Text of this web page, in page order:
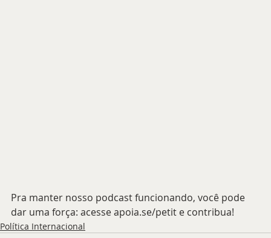
Pra manter nosso podcast funcionando, você pode
dar uma força: acesse apoia.se/petit e contribua!
Política Internacional